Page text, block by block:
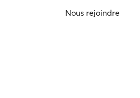
Nous rejoindre